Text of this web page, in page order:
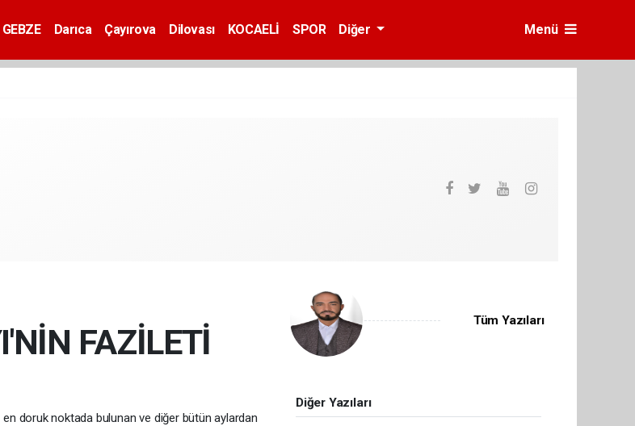
GEBZE Darıca Çayırova Dilovası KOCAELİ SPOR Diğer Menü
FAZİLETİ
doruk noktada bulunan ve diğer bütün aylardan
Tüm Yazıları
Diğer Yazıları